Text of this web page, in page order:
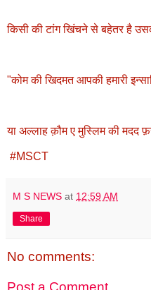
किसी की टांग खिंचने से बहेतर है
"कोम की खिदमत आपकी हमारी
या अल्लाह क़ौम ए मुस्लिम की मदद
#MSCT
M S NEWS at 12:59 AM
Share
No comments:
Post a Comment